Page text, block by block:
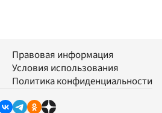
Правовая информация
Условия использования
Политика конфиденциальности